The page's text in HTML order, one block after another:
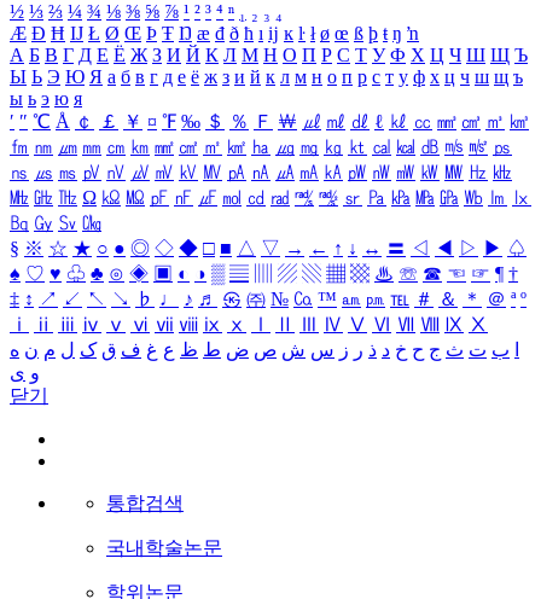
½ ⅓ ⅔ ¼ ¾ ⅛ ⅜ ⅝ ⅞ ¹ ² ³ ⁴ ⁿ ₁ ₂ ₃ ₄
Æ Ð Ħ Ĳ Ł Ø Œ Þ Ŧ Ŋ æ đ ð ħ ı ĳ ĸ ŀ ł ø œ ß þ ŧ ŋ ŉ
А Б В Г Д Е Ё Ж З И Й К Л М Н О П Р С Т У Ф Х Ц Ч Ш Щ Ъ
Ы Ь Э Ю Я а б в г д е ё ж з и й к л м н о п р с т у ф х ц ч ш щ ъ
ы ь э ю я
′ ″ ℃ Å ￠ ￡ ￥ ¤ ℉ ‰ ＄ ％ Ｆ ￦ ㎕ ㎖ ㎗ ℓ ㎘ ㏄ ㎣ ㎤ ㎥ ㎦
㎙ ㎚ ㎛ ㎜ ㎝ ㎞ ㎟ ㎠ ㎡ ㎢ ㏊ ㎍ ㎎ ㎏ ㏏ ㎈ ㎉ ㏈ ㎧ ㎨ ㎰
㎱ ㎲ ㎳ ㎴ ㎵ ㎶ ㎷ ㎸ ㎹ ㎀ ㎁ ㎂ ㎃ ㎄ ㎺ ㎻ ㎽ ㎾ ㎿ ㎐ ㎑
㎒ ㎓ ㎔ Ω ㏀ ㏁ ㎊ ㎋ ㎌ ㏖ ㏅ ㎭ ㎮ ㎯ ㏛ ㎩ ㎪ ㎫ ㎬ ㏝ ㏐
㏓
㏃ ㏉ ㏜ ㏆
§ ※ ☆ ★ ○ ● ◎ ◇ ◆ □ ■ △ ▽ → ← ↑ ↓ ↔ 〓 ◁ ◀ ▷ ▶ ♤
♠ ♡ ♥ ♧ ♣ ⊙ ◈ ▣ ◐ ◑ ▒ ▤ ▨ ▧ ▦ ▩ ♨ ☏ ☎ ☜ ☞ ¶ †
‡ ↕ ↗ ↙ ↖ ↘ ♭ ♩ ♪ ♬ ㉿ ㈜ № ㏇ ™ ㏂ ㏘ ℡ ＃ ＆ ＊ ＠ ª º
ⅰ
ⅱ ⅲ ⅳ ⅴ ⅵ ⅶ ⅷ ⅸ ⅹ Ⅳ Ⅴ Ⅵ Ⅶ Ⅷ Ⅸ Ⅹ
ب ت ث ج ح خ د ذ ر ز س ش ص ض ط ظ ع غ ف ق ک ل م ن ه
و ی
닫기
통합검색
국내학술논문
학위논문